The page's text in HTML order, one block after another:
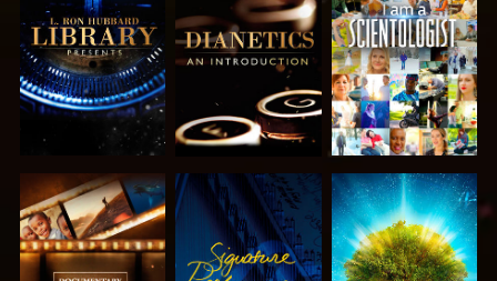
LES SÉRIES
LES SÉRIES
DÉCOUVRIR
LES SÉRIES
REGARDER
DÉCOUVRIR
LES SÉRIES